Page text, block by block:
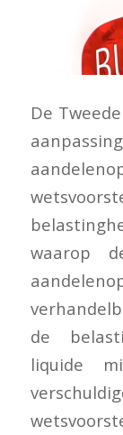
De
waarop
de
liquide